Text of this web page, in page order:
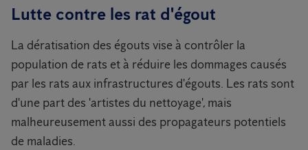
Lutte contre les rat d'égout
La dératisation des égouts vise à contrôler la
population de rats et à réduire les dommages causés
par les rats aux infrastructures d'égouts. Les rats sont
d'une part des 'artistes du nettoyage', mais
malheureusement aussi des propagateurs potentiels
de maladies.